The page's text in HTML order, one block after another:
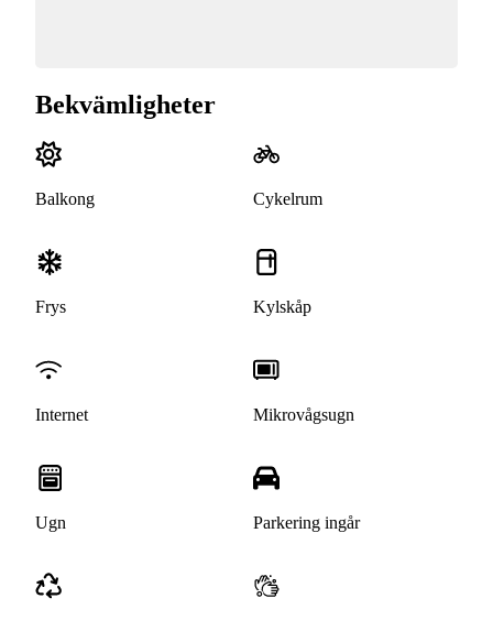
Bekvämligheter
Balkong Cykelrum
Frys Kylskåp
Internet Mikrovågsugn
Ugn Parkering ingår